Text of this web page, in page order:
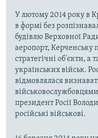
У лютому 2014 року в
в формі без
будівлю Верховної
аеропорт, Керченську
стратегічні об'єкти, а
українських військ.
відмовлялася
військовослужбовцями
президент Росії
російські військові.